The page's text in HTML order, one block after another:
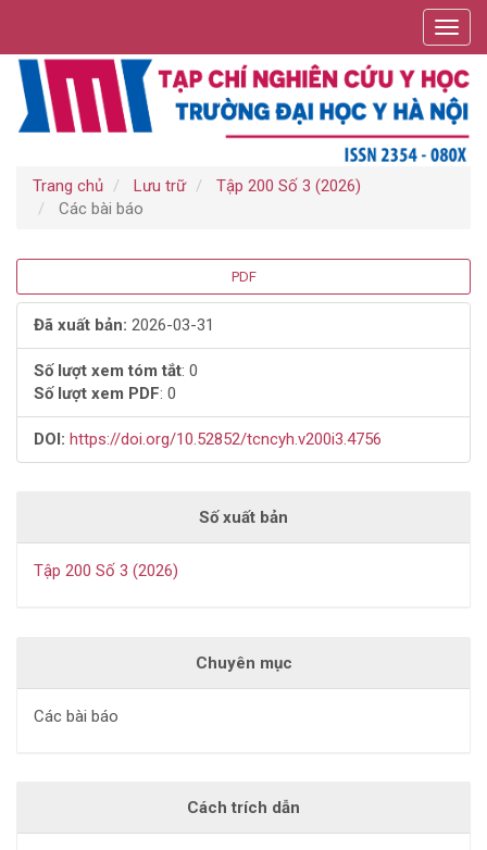
chính
Nội
dung
chính
Trang chủ Lưu trữ
Tập 200 Số 3 (2026)
Các bài báo
Thanh
bên
bài
viết
PDF
Đã xuất bản: 2026-03-31
Số lượt xem tóm tắt: 0
Số lượt xem PDF: 0
DOI: https://doi.org/10.52852/tcncyh.v200i3.4756
Số xuất bản
Tập 200 Số 3 (2026)
Chuyên mục
Các bài báo
Cách trích dẫn